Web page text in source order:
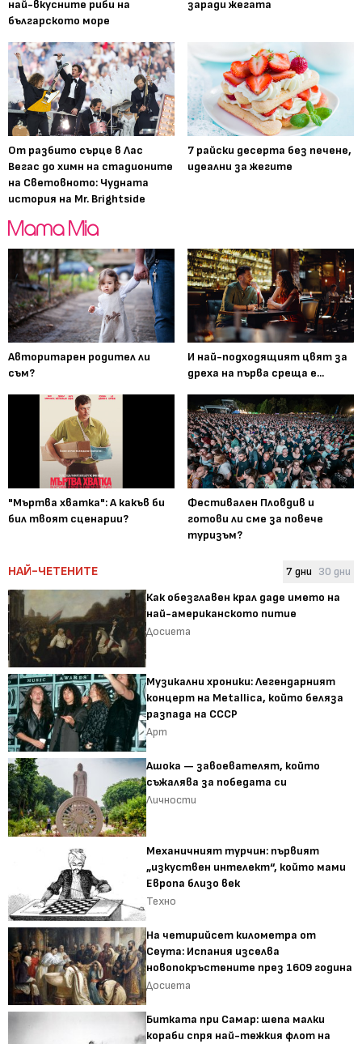
най-вкусните риби на
българското море
заради жегата
От разбито сърце в Лас
Вегас до химн на стадионите
на Световното: Чудната
история на Mr. Brightside
7 райски десерта без печене,
идеални за жегите
Авторитарен родител ли
съм?
И най-подходящият цвят за
дреха на първа среща е...
"Мъртва хватка": А какъв би
бил твоят сценарии?
Фестивален Пловдив и
готови ли сме за повече
туризъм?
НАЙ-ЧЕТЕНИТЕ 7 дни 30 дни
Как обезглавен крал даде името на
най-американското питие
Досиета
Музикални хроники: Легендарният
концерт на Metallica, който беляза
разпада на СССР
Арт
Ашока — завоевателят, който
съжалява за победата си
Личности
Механичният турчин: първият
„изкуствен интелект“, който мами
Европа близо век
Техно
На четирийсет километра от
Сеута: Испания изселва
новопокръстените през 1609 година
Досиета
Битката при Самар: шепа малки
кораби спря най-тежкия флот на